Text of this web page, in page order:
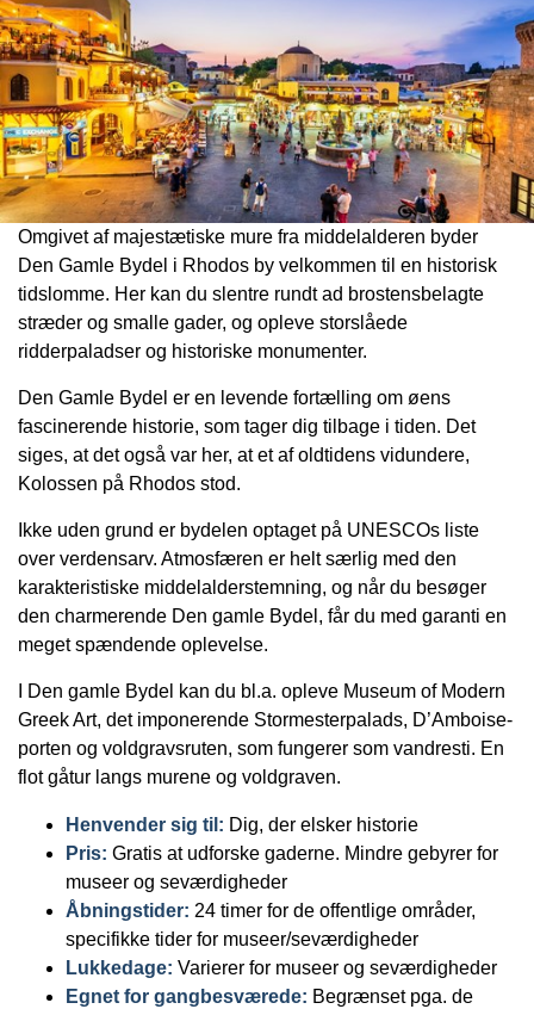
Omgivet af majestætiske mure fra middelalderen byder
Den Gamle Bydel i Rhodos by velkommen til en historisk
tidslomme. Her kan du slentre rundt ad brostensbelagte
stræder og smalle gader, og opleve storslåede
ridderpaladser og historiske monumenter.
Den Gamle Bydel er en levende fortælling om øens
fascinerende historie, som tager dig tilbage i tiden. Det
siges, at det også var her, at et af oldtidens vidundere,
Kolossen på Rhodos stod.
Ikke uden grund er bydelen optaget på UNESCOs liste
over verdensarv. Atmosfæren er helt særlig med den
karakteristiske middelalderstemning, og når du besøger
den charmerende Den gamle Bydel, får du med garanti en
meget spændende oplevelse.
I Den gamle Bydel kan du bl.a. opleve Museum of Modern
Greek Art, det imponerende Stormesterpalads, D’Amboise-
porten og voldgravsruten, som fungerer som vandresti. En
flot gåtur langs murene og voldgraven.
Henvender sig til: Dig, der elsker historie
Pris: Gratis at udforske gaderne. Mindre gebyrer for
museer og seværdigheder
Åbningstider: 24 timer for de offentlige områder,
specifikke tider for museer/seværdigheder
Lukkedage: Varierer for museer og seværdigheder
Egnet for gangbesværede: Begrænset pga. de